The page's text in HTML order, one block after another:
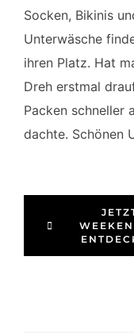
Socken, Bikinis
Unterwäsche
ihren Platz. Hat
Dreh erstmal
Packen schneller
dachte. Schönen